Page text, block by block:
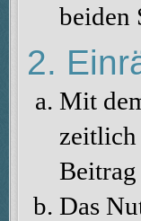
beiden
2.
Mit
zeitlich
Beitrag
Das